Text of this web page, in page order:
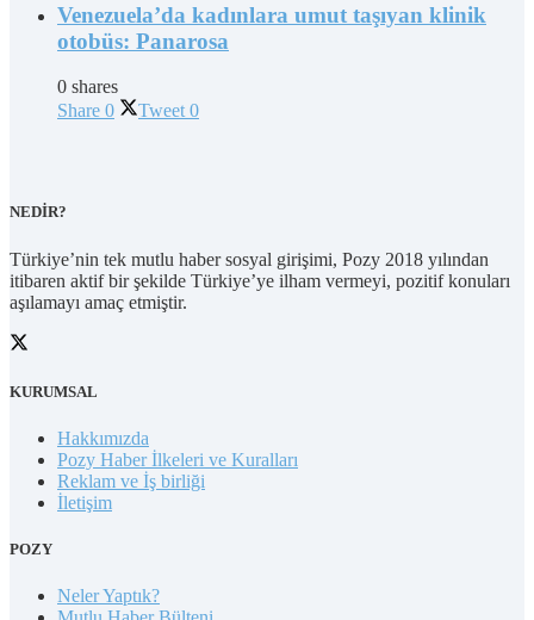
Venezuela’da kadınlara umut taşıyan klinik
otobüs: Panarosa
0 shares
Share 0 Tweet 0
NEDİR?
Türkiye’nin tek mutlu haber sosyal girişimi, Pozy 2018 yılından
itibaren aktif bir şekilde Türkiye’ye ilham vermeyi, pozitif konuları
aşılamayı amaç etmiştir.
KURUMSAL
Hakkımızda
Pozy Haber İlkeleri ve Kuralları
Reklam ve İş birliği
İletişim
POZY
Neler Yaptık?